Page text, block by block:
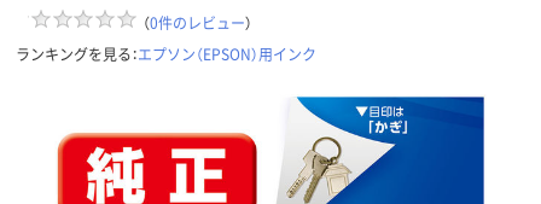
（0件のレビュー）
ランキングを見る：エプソン（EPSON）用インク